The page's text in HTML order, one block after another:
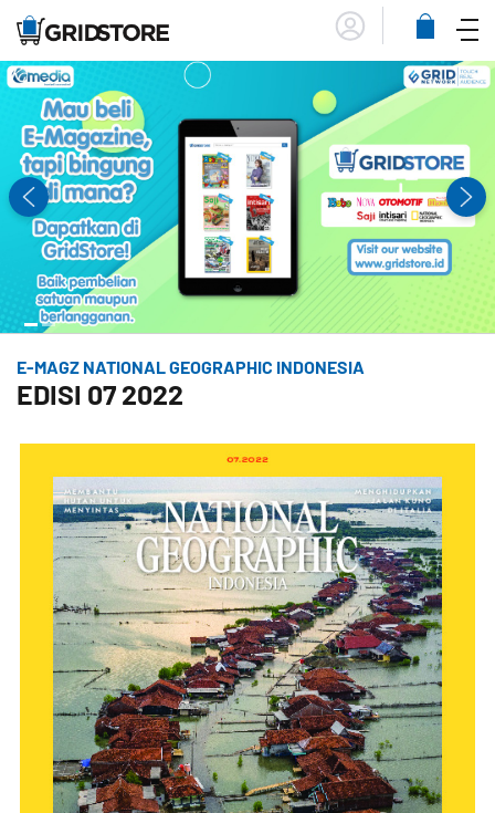
Lihat
Menu
E-MAGZ NATIONAL GEOGRAPHIC INDONESIA
EDISI 07 2022